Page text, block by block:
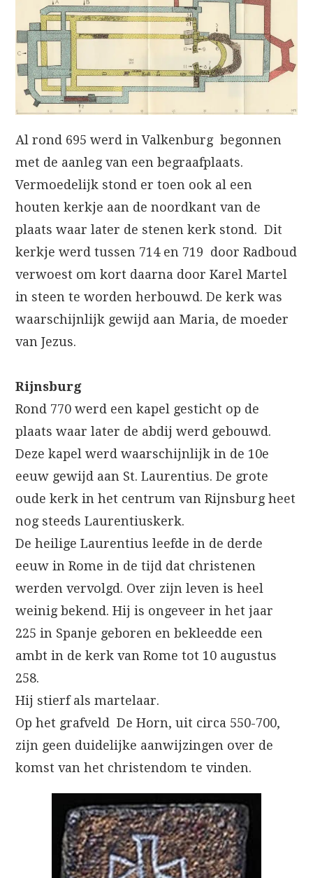
Al rond 695 werd in Valkenburg begonnen
met de aanleg van een begraafplaats.
Vermoedelijk stond er toen ook al een
houten kerkje aan de noordkant van de
plaats waar later de stenen kerk stond. Dit
kerkje werd tussen 714 en 719 door Radboud
verwoest om kort daarna door Karel Martel
in steen te worden herbouwd. De kerk was
waarschijnlijk gewijd aan Maria, de moeder
van Jezus.
Rijnsburg
Rond 770 werd een kapel gesticht op de
plaats waar later de abdij werd gebouwd.
Deze kapel werd waarschijnlijk in de 10e
eeuw gewijd aan St. Laurentius. De grote
oude kerk in het centrum van Rijnsburg heet
nog steeds Laurentiuskerk.
De heilige Laurentius leefde in de derde
eeuw in Rome in de tijd dat christenen
werden vervolgd. Over zijn leven is heel
weinig bekend. Hij is ongeveer in het jaar
225 in Spanje geboren en bekleedde een
ambt in de kerk van Rome tot 10 augustus
258.
Hij stierf als martelaar.
Op het grafveld De Horn, uit circa 550-700,
zijn geen duidelijke aanwijzingen over de
komst van het christendom te vinden.